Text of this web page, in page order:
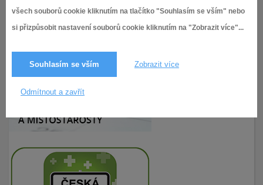
všech souborů cookie kliknutím na tlačítko "Souhlasím se vším" nebo
si přizpůsobit nastavení souborů cookie kliknutím na "Zobrazit více"...
Souhlasím se vším Zobrazit více
Odmítnout a zavřít